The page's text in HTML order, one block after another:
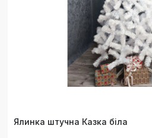
Ялинка штучна Казка біла